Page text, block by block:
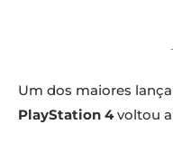
Um dos maiores
PlayStation 4voltou a